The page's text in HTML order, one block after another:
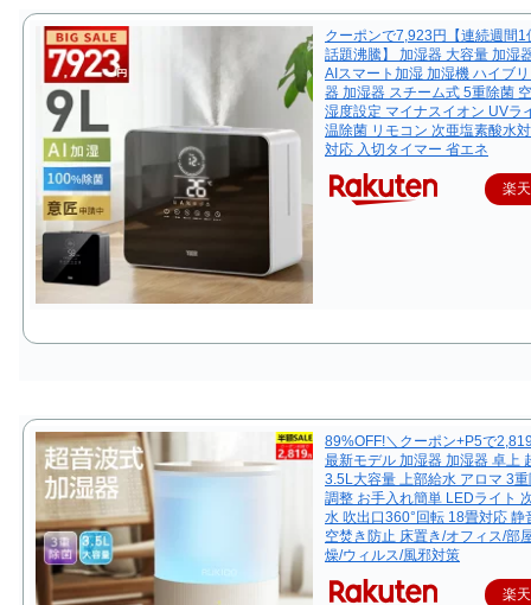
クーポンで7,923円【連続週間
話題沸騰】 加湿器 大容量 加湿
AIスマート加湿 加湿機 ハイブ
器 加湿器 スチーム式 5重除菌
湿度設定 マイナスイオン UVラ
温除菌 リモコン 次亜塩素酸水
対応 入切タイマー 省エネ
楽
89%OFF!＼クーポン+P5で
最新モデル 加湿器 加湿器 卓上
3.5L大容量 上部給水 アロマ 3
調整 お手入れ簡単 LEDライト
水 吹出口360°回転 18畳対応 静
空焚き防止 床置き/オフィス/部
燥/ウィルス/風邪対策
楽